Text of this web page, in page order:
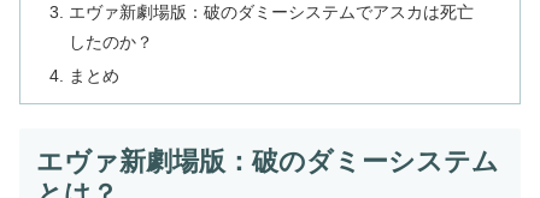
エヴァ新劇場版：破のダミーシステムでアスカは死亡
したのか？
まとめ
エヴァ新劇場版：破のダミーシステム